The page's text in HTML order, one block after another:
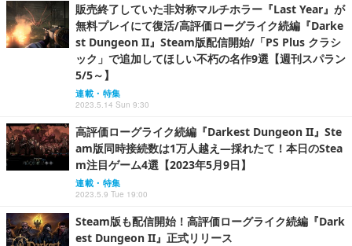
販売終了していた非対称マルチホラー『Last Year』が
無料プレイにて復活/高評価ローグライク続編『Darke
st Dungeon II』Steam版配信開始/「PS Plus クラシ
ック」で追加してほしい不朽の名作9選【週刊スパラン
5/5～】
連載・特集
2023.5.14 Sun 9:30
高評価ローグライク続編『Darkest Dungeon II』Ste
am版同時接続数は1万人越え―採れたて！本日のStea
m注目ゲーム4選【2023年5月9日】
連載・特集
2023.5.9 Tue 19:00
Steam版も配信開始！高評価ローグライク続編『Dark
est Dungeon II』正式リリース